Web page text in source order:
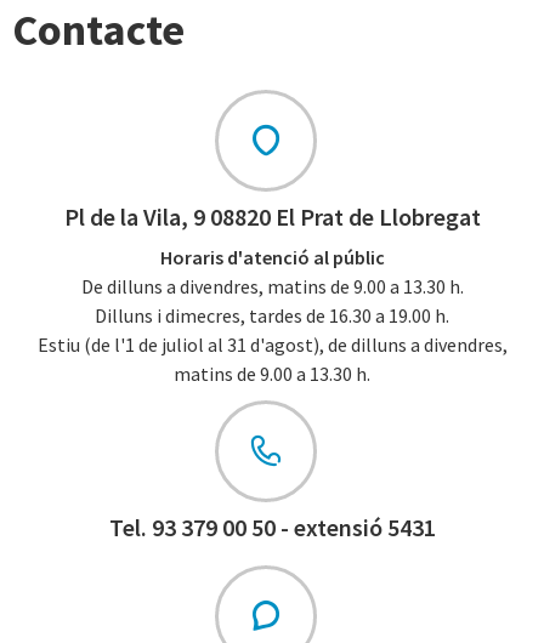
Contacte
Pl de la Vila, 9 08820 El Prat de Llobregat
Horaris d'atenció al públic
De dilluns a divendres, matins de 9.00 a 13.30 h.
Dilluns i dimecres, tardes de 16.30 a 19.00 h.
Estiu (de l'1 de juliol al 31 d'agost), de dilluns a divendres,
matins de 9.00 a 13.30 h.
Tel. 93 379 00 50 - extensió 5431